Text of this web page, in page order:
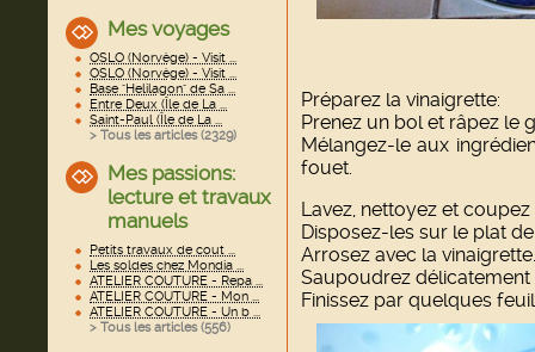
Mes voyages
OSLO (Norvège) - Visit ...
OSLO (Norvège) - Visit ...
Base "Helilagon" de Sa ...
Entre Deux (Île de La ...
Saint-Paul (Île de La ...
> Tous les articles (2329)
Mes passions:
lecture et travaux
manuels
Petits travaux de cout ...
Les soldes chez Mondia ...
ATELIER COUTURE - Repa ...
ATELIER COUTURE - Mon ...
ATELIER COUTURE - Un b ...
> Tous les articles (556)
Préparez la vinaigrette:
Prenez un bol et râpez le
Mélangez-le aux
fouet.
Lavez, nettoyez et
Disposez-les sur le plat
Arrosez avec la vinaigrette.
Saupoudrez délicatement
Finissez par quelques